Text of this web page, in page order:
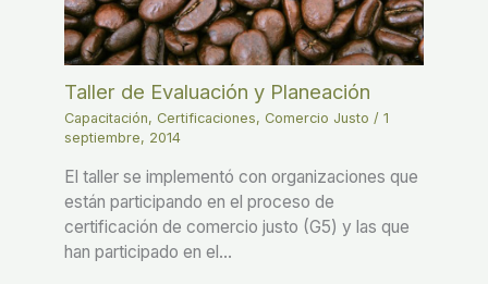
Taller de Evaluación y Planeación
Capacitación, Certificaciones, Comercio Justo / 1
septiembre, 2014
El taller se implementó con organizaciones que
están participando en el proceso de
certificación de comercio justo (G5) y las que
han participado en el…